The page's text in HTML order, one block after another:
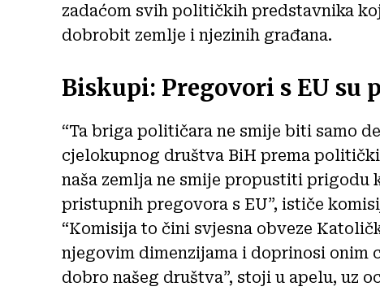
zadaćom svih političkih predstavnika
dobrobit zemlje i njezinih građana.
Biskupi: Pregovori s EU su
“Ta briga političara ne smije biti samo
cjelokupnog društva BiH prema
naša zemlja ne smije propustiti prigodu
pristupnih pregovora s EU”, ističe
“Komisija to čini svjesna obveze
njegovim dimenzijama i doprinosi onim
dobro našeg društva”, stoji u apelu, uz